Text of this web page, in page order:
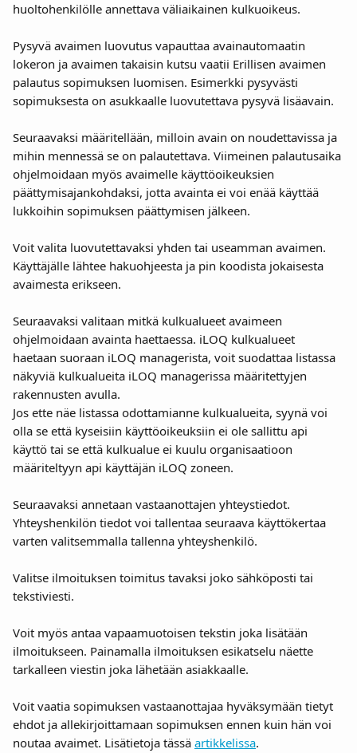
huoltohenkilölle annettava väliaikainen kulkuoikeus.
Pysyvä avaimen luovutus vapauttaa avainautomaatin
lokeron ja avaimen takaisin kutsu vaatii Erillisen avaimen
palautus sopimuksen luomisen. Esimerkki pysyvästi
sopimuksesta on asukkaalle luovutettava pysyvä lisäavain.
Seuraavaksi määritellään, milloin avain on noudettavissa ja
mihin mennessä se on palautettava. Viimeinen palautusaika
ohjelmoidaan myös avaimelle käyttöoikeuksien
päättymisajankohdaksi, jotta avainta ei voi enää käyttää
lukkoihin sopimuksen päättymisen jälkeen.
Voit valita luovutettavaksi yhden tai useamman avaimen.
Käyttäjälle lähtee hakuohjeesta ja pin koodista jokaisesta
avaimesta erikseen.
Seuraavaksi valitaan mitkä kulkualueet avaimeen
ohjelmoidaan avainta haettaessa. iLOQ kulkualueet
haetaan suoraan iLOQ managerista, voit suodattaa listassa
näkyviä kulkualueita iLOQ managerissa määritettyjen
rakennusten avulla.
Jos ette näe listassa odottamianne kulkualueita, syynä voi
olla se että kyseisiin käyttöoikeuksiin ei ole sallittu api
käyttö tai se että kulkualue ei kuulu organisaatioon
määriteltyyn api käyttäjän iLOQ zoneen.
Seuraavaksi annetaan vastaanottajen yhteystiedot.
Yhteyshenkilön tiedot voi tallentaa seuraava käyttökertaa
varten valitsemmalla tallenna yhteyshenkilö.
Valitse ilmoituksen toimitus tavaksi joko sähköposti tai
tekstiviesti.
Voit myös antaa vapaamuotoisen tekstin joka lisätään
ilmoitukseen. Painamalla ilmoituksen esikatselu näette
tarkalleen viestin joka lähetään asiakkaalle.
Voit vaatia sopimuksen vastaanottajaa hyväksymään tietyt
ehdot ja allekirjoittamaan sopimuksen ennen kuin hän voi
noutaa avaimet. Lisätietoja tässä artikkelissa.